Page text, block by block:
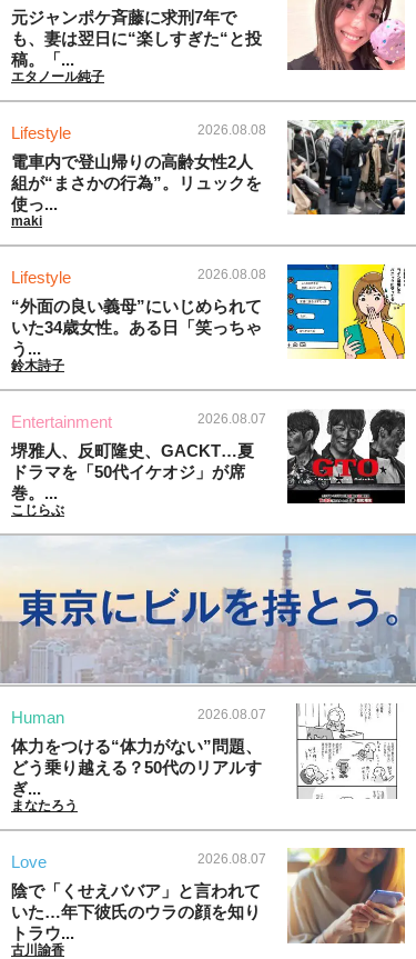
元ジャンポケ斉藤に求刑7年で
も、妻は翌日に“楽しすぎた“と投
稿。「...
エタノール純子
Lifestyle 2026.08.08
電車内で登山帰りの高齢女性2人
組が“まさかの行為”。リュックを
使っ...
maki
Lifestyle 2026.08.08
“外面の良い義母”にいじめられて
いた34歳女性。ある日「笑っちゃ
う...
鈴木詩子
Entertainment 2026.08.07
堺雅人、反町隆史、GACKT…夏
ドラマを「50代イケオジ」が席
巻。...
こじらぶ
Human 2026.08.07
体力をつける“体力がない”問題、
どう乗り越える？50代のリアルす
ぎ...
まなたろう
Love 2026.08.07
陰で「くせえババア」と言われて
いた…年下彼氏のウラの顔を知り
トラウ...
古川諭香